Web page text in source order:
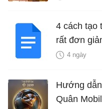
4 cách tạo
rất đơn
4 ngày
Hướng
Quân